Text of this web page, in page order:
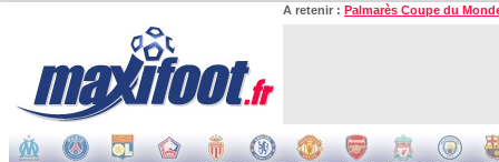
A retenir : Palmarès Coupe du